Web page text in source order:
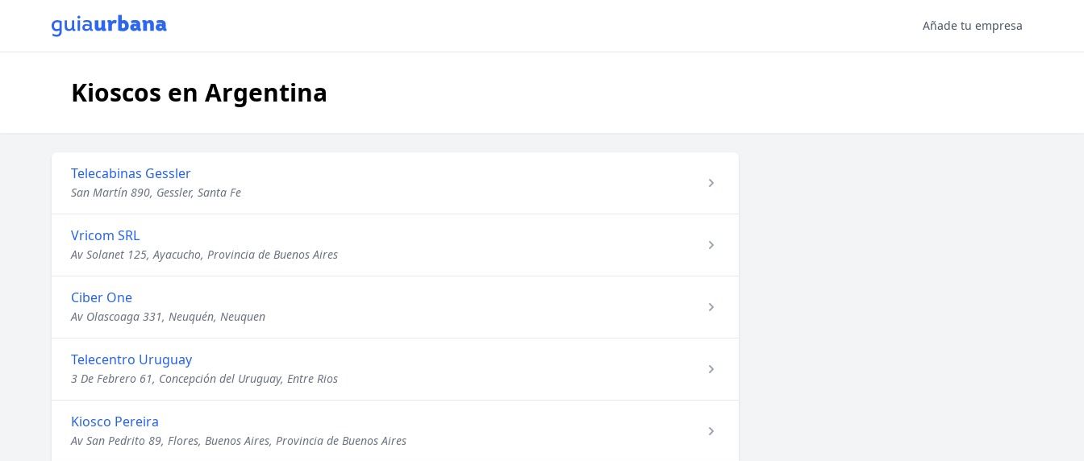
Añade tu empresa
Kioscos en Argentina
Telecabinas Gessler
San Martín 890, Gessler, Santa Fe
Vricom SRL
Av Solanet 125, Ayacucho, Provincia de Buenos Aires
Ciber One
Av Olascoaga 331, Neuquén, Neuquen
Telecentro Uruguay
3 De Febrero 61, Concepción del Uruguay, Entre Rios
Kiosco Pereira
Av San Pedrito 89, Flores, Buenos Aires, Provincia de Buenos Aires